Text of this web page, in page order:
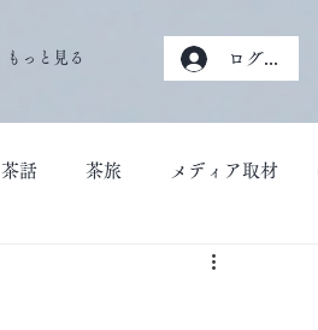
もっと見る ログイン
話 茶旅 メディア取材